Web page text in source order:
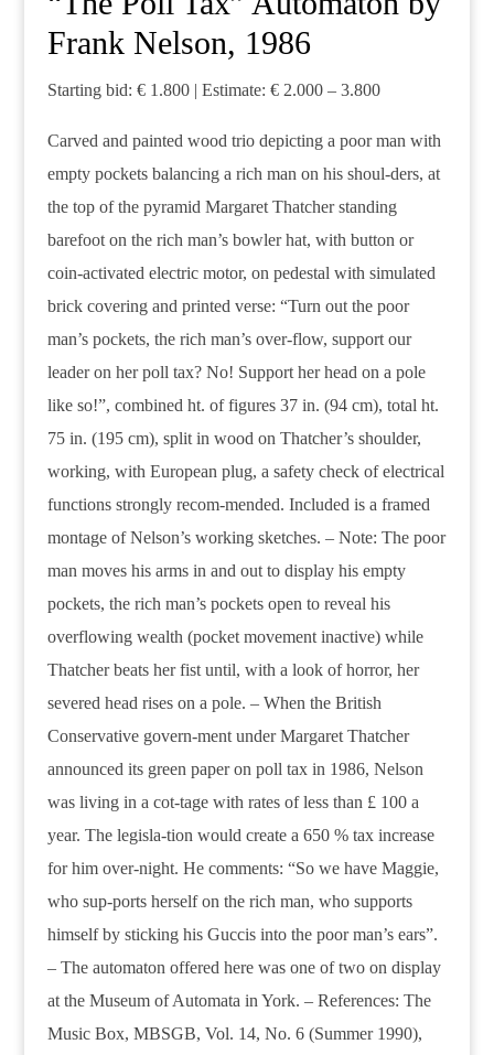
Frank Nelson, 1986
Starting bid: € 1.800 | Estimate: € 2.000 – 3.800
Carved and painted wood trio depicting a poor man with
empty pockets balancing a rich man on his shoul-ders, at
the top of the pyramid Margaret Thatcher standing
barefoot on the rich man’s bowler hat, with button or
coin-activated electric motor, on pedestal with simulated
brick covering and printed verse: “Turn out the poor
man’s pockets, the rich man’s over-flow, support our
leader on her poll tax? No! Support her head on a pole
like so!”, combined ht. of figures 37 in. (94 cm), total ht.
75 in. (195 cm), split in wood on Thatcher’s shoulder,
working, with European plug, a safety check of electrical
functions strongly recom-mended. Included is a framed
montage of Nelson’s working sketches. – Note: The poor
man moves his arms in and out to display his empty
pockets, the rich man’s pockets open to reveal his
overflowing wealth (pocket movement inactive) while
Thatcher beats her fist until, with a look of horror, her
severed head rises on a pole. – When the British
Conservative govern-ment under Margaret Thatcher
announced its green paper on poll tax in 1986, Nelson
was living in a cot-tage with rates of less than £ 100 a
year. The legisla-tion would create a 650 % tax increase
for him over-night. He comments: “So we have Maggie,
who sup-ports herself on the rich man, who supports
himself by sticking his Guccis into the poor man’s ears”.
– The automaton offered here was one of two on display
at the Museum of Automata in York. – References: The
Music Box, MBSGB, Vol. 14, No. 6 (Summer 1990),